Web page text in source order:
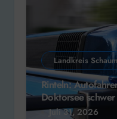
Landkreis
Rinteln:
Doktorsee
Juli 31, 2026